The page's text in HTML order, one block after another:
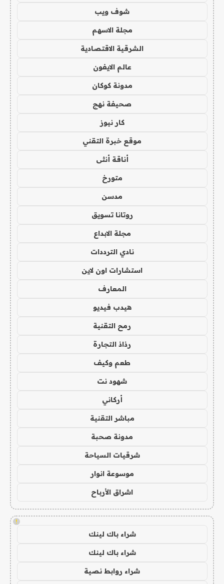
شوف ويب
مجلة الاسهم
الشرقية الاقتصادية
عالم الايفون
مدونة كوكان
صحيفة نهج
كار نيوز
موقع خبرة التقني
أناقة أنثى
متورخ
مدسن
روتانا تسويق
مجلة الابداع
نادي الترددات
استشارات اون لاين
المعارف
هيدب فيديو
رمح التقنية
رذاذ التجارة
طعم وكيف
شهود نت
أركاني
مباشر التقنية
مدونة صحبة
شرقيات السياحة
موسوعة انوار
اشراق الأرباح
!
شراء باك لينك
شراء باك لينك
شراء روابط نصية